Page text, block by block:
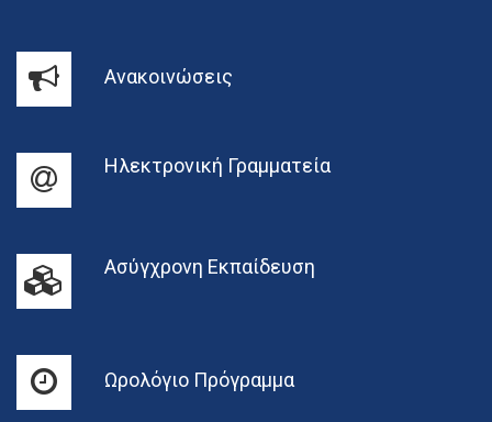
Ανακοινώσεις
Ηλεκτρονική Γραμματεία
Ασύγχρονη Εκπαίδευση
Ωρολόγιο Πρόγραμμα